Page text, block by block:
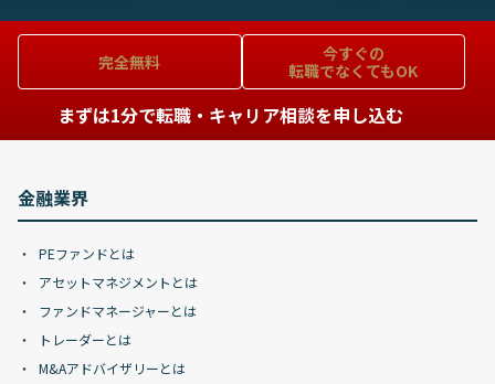
完全無料
今すぐの
転職でなくてもOK
まずは1分で転職・キャリア相談を申し込む
金融業界
PEファンドとは
アセットマネジメントとは
ファンドマネージャーとは
トレーダーとは
M&Aアドバイザリーとは